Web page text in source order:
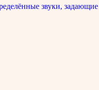
звуки, задающие